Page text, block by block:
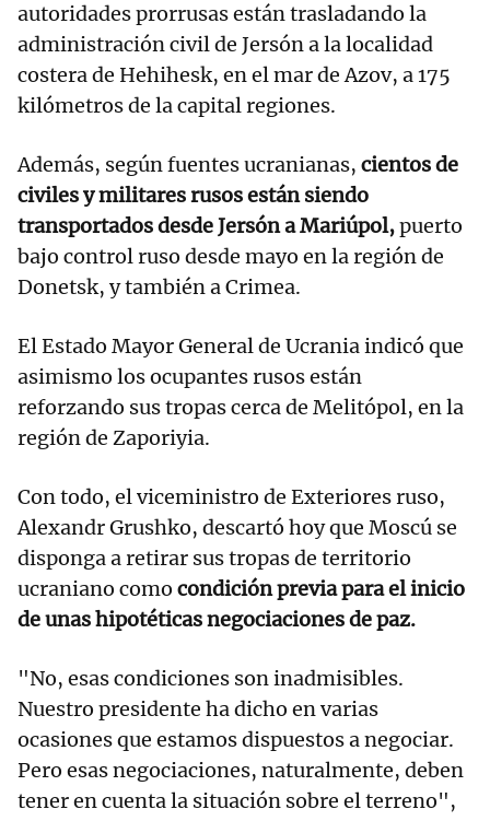
autoridades prorrusas están trasladando la
administración civil de Jersón a la localidad
costera de Hehihesk, en el mar de Azov, a 175
kilómetros de la capital regiones.
Además, según fuentes ucranianas, cientos de
civiles y militares rusos están siendo
transportados desde Jersón a Mariúpol,puerto
bajo control ruso desde mayo en la región de
Donetsk, y también a Crimea.
El Estado Mayor General de Ucrania indicó que
asimismo los ocupantes rusos están
reforzando sus tropas cerca de Melitópol, en la
región de Zaporiyia.
Con todo, el viceministro de Exteriores ruso,
Alexandr Grushko, descartó hoy que Moscú se
disponga a retirar sus tropas de territorio
ucraniano como condición previa para el inicio
de unas hipotéticas negociaciones de paz.
"No, esas condiciones son inadmisibles.
Nuestro presidente ha dicho en varias
ocasiones que estamos dispuestos a negociar.
Pero esas negociaciones, naturalmente, deben
tener en cuenta la situación sobre el terreno",